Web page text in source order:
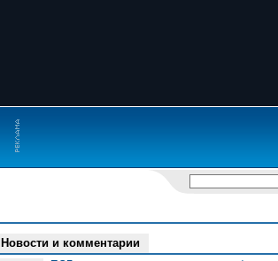
Новости и комментарии